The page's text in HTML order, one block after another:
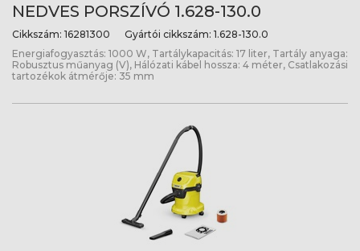
NEDVES PORSZÍVÓ 1.628-130.0
Cikkszám: 16281300 Gyártói cikkszám: 1.628-130.0
Energiafogyasztás: 1000 W, Tartálykapacitás: 17 liter, Tartály anyaga:
Robusztus műanyag (V), Hálózati kábel hossza: 4 méter, Csatlakozási
tartozékok átmérője: 35 mm